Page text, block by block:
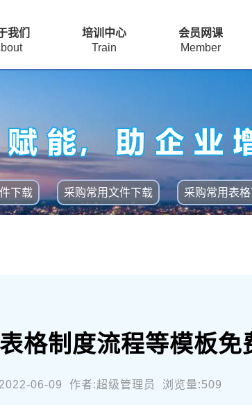
我们
培训中心
Train
会员网课
Member
下载 采购常用文件下载 采购常用表
格制度流程等模板免
06-09 作者:超级管理员 浏览量:509